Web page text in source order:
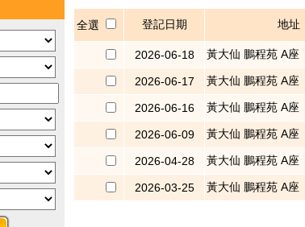
全選 登記日期 地址
2026-06-18 黃大仙 鵬程苑 A座
2026-06-17 黃大仙 鵬程苑 A座
2026-06-16 黃大仙 鵬程苑 A座
2026-06-09 黃大仙 鵬程苑 A座
2026-04-28 黃大仙 鵬程苑 A座
2026-03-25 黃大仙 鵬程苑 A座